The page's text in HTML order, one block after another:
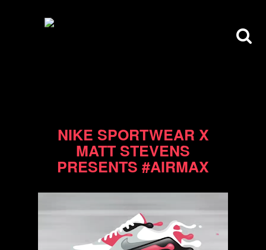
NIKE SPORTWEAR X
MATT STEVENS
PRESENTS #AIRMAX